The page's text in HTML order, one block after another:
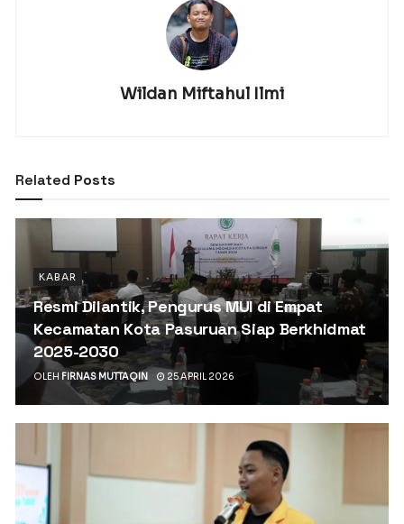
Wildan Miftahul Ilmi
Related Posts
KABAR
Resmi Dilantik, Pengurus MUI di Empat
Kecamatan Kota Pasuruan Siap Berkhidmat
2025-2030
OLEH FIRNAS MUTTAQIN 25 APRIL 2026